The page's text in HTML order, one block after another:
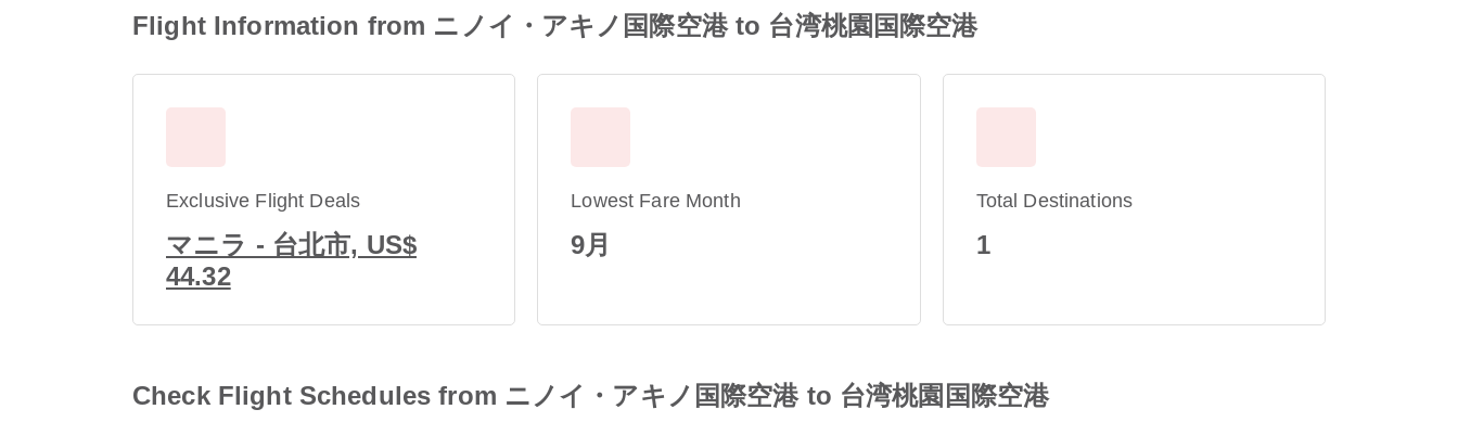
Flight Information from ニノイ・アキノ国際空港 to 台湾桃園国際空港
Exclusive Flight Deals
マニラ - 台北市, US$
44.32
Lowest Fare Month
9月
Total Destinations
1
Check Flight Schedules from ニノイ・アキノ国際空港 to 台湾桃園国際空港